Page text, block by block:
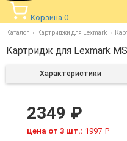
Корзина 0
Каталог Картриджи для Lexmark
Картридж для Lexmark
Характеристики
2349 ₽
цена от 3 шт.: 1997 ₽